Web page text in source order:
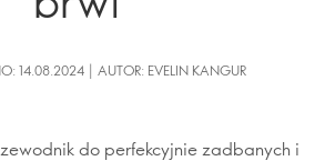
14.08.2024 | AUTOR: EVELIN KANGUR
do perfekcyjnie zadbanych i